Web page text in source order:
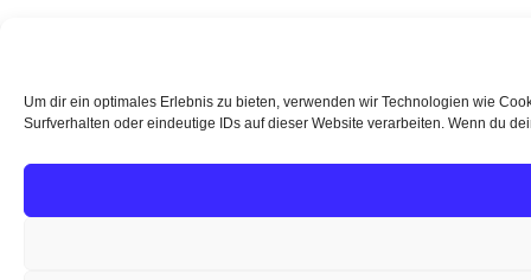
Um dir ein optimales Erlebnis zu bieten, verwenden wir Technologien wie
Surfverhalten oder eindeutige IDs auf dieser Website verarbeiten. Wenn du